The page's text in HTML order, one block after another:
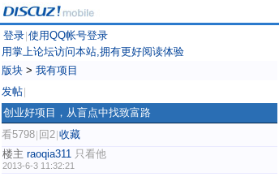
登录 使用QQ帐号登录
用掌上论坛访问本站,拥有更好阅读体验
版块 > 我有项目
发帖
创业好项目，从盲点中找致富路
看5798 回2 收藏
楼主 raoqia311 只看他
2013-6-3 11:32:21